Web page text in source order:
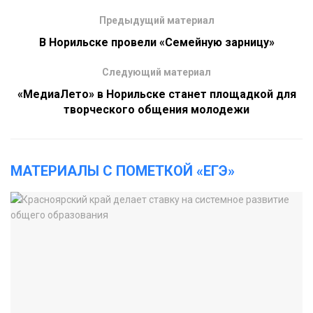
Предыдущий материал
В Норильске провели «Семейную зарницу»
Следующий материал
«МедиаЛето» в Норильске станет площадкой для
творческого общения молодежи
МАТЕРИАЛЫ С ПОМЕТКОЙ «ЕГЭ»